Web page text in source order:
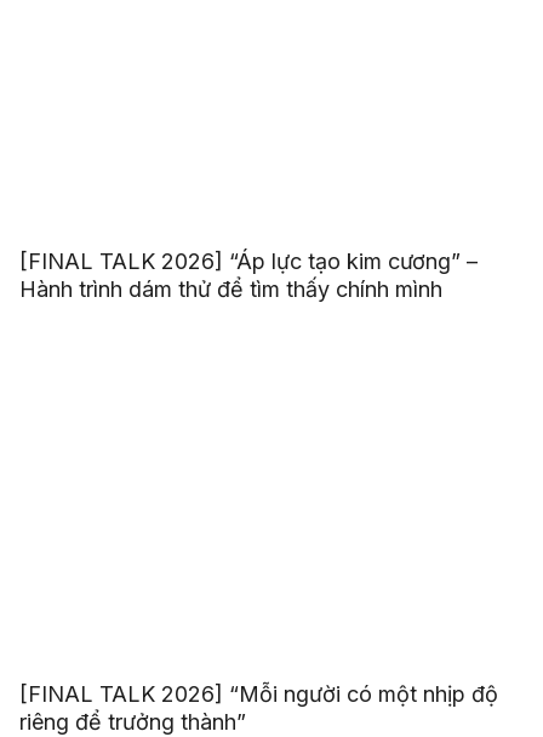
[FINAL TALK 2026] “Áp lực tạo kim cương” –
Hành trình dám thử để tìm thấy chính mình
[FINAL TALK 2026] “Mỗi người có một nhịp độ
riêng để trưởng thành”